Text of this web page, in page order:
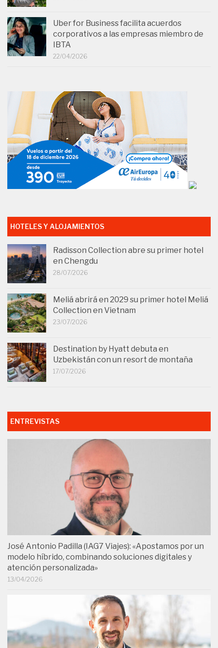
Uber for Business facilita acuerdos
corporativos a las empresas miembro de
IBTA
22/04/2026
HOTELES Y ALOJAMIENTOS
Radisson Collection abre su primer hotel
en Chengdu
28/07/2026
Meliá abrirá en 2029 su primer hotel Meliá
Collection en Vietnam
23/07/2026
Destination by Hyatt debuta en
Uzbekistán con un resort de montaña
17/07/2026
ENTREVISTAS
José Antonio Padilla (IAG7 Viajes): «Apostamos por un
modelo híbrido, combinando soluciones digitales y
atención personalizada»
13/04/2026